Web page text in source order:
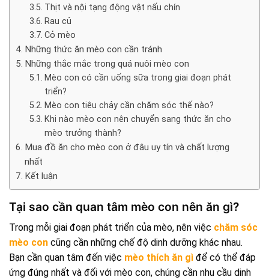
Thịt và nội tạng động vật nấu chín
Rau củ
Cỏ mèo
Những thức ăn mèo con cần tránh
Những thắc mắc trong quá nuôi mèo con
Mèo con có cần uống sữa trong giai đoạn phát
triển?
Mèo con tiêu chảy cần chăm sóc thế nào?
Khi nào mèo con nên chuyển sang thức ăn cho
mèo trưởng thành?
Mua đồ ăn cho mèo con ở đâu uy tín và chất lượng
nhất
Kết luận
Tại sao cần quan tâm mèo con nên ăn gì?
Trong mỗi giai đoạn phát triển của mèo, nên việc chăm sóc
mèo con cũng cần những chế độ dinh dưỡng khác nhau.
Bạn cần quan tâm đến việc mèo thích ăn gì để có thể đáp
ứng đúng nhất và đối với mèo con, chúng cần nhu cầu dinh